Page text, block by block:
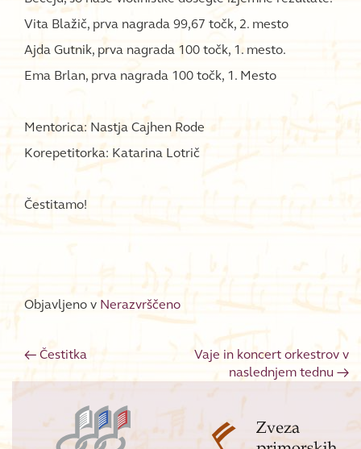
Vita Blažič, prva nagrada 99,67 točk, 2. mesto
Ajda Gutnik, prva nagrada 100 točk, 1. mesto.
Ema Brlan, prva nagrada 100 točk, 1. Mesto
Mentorica: Nastja Cajhen Rode
Korepetitorka: Katarina Lotrič
Čestitamo!
Objavljeno v Nerazvrščeno
Post navigation
← Čestitka
Vaje in koncert orkestrov v
naslednjem tednu →